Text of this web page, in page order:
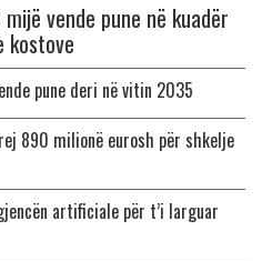
vende pune në kuadër
kostove
pune deri në vitin 2035
890 milionë eurosh për shkelje
artificiale për t’i larguar